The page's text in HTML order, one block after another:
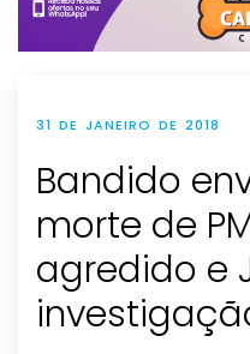
31 DE JANEIRO DE 2018
Bandido
morte de
agredido e